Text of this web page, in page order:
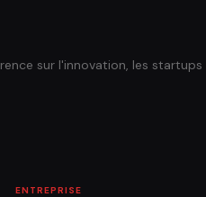
sur l'innovation, les startups
ENTREPRISE